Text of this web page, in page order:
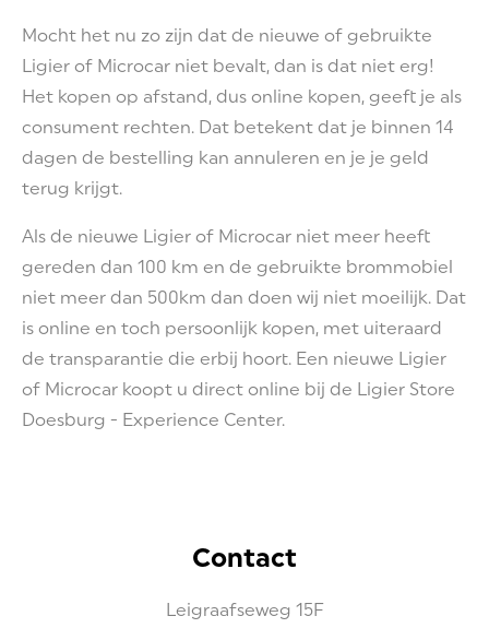
Mocht het nu zo zijn dat de nieuwe of gebruikte
Ligier of Microcar niet bevalt, dan is dat niet erg!
Het kopen op afstand, dus online kopen, geeft je als
consument rechten. Dat betekent dat je binnen 14
dagen de bestelling kan annuleren en je je geld
terug krijgt.
Als de nieuwe Ligier of Microcar niet meer heeft
gereden dan 100 km en de gebruikte brommobiel
niet meer dan 500km dan doen wij niet moeilijk. Dat
is online en toch persoonlijk kopen, met uiteraard
de transparantie die erbij hoort. Een nieuwe Ligier
of Microcar koopt u direct online bij de Ligier Store
Doesburg - Experience Center.
Contact
Leigraafseweg 15F